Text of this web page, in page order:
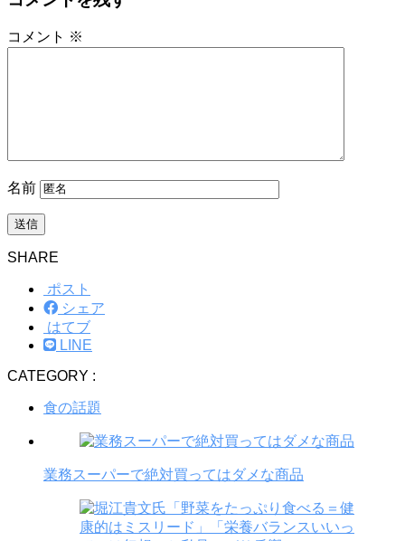
コメント ※
名前
SHARE
ポスト
シェア
はてブ
LINE
CATEGORY :
食の話題
業務スーパーで絶対買ってはダメな商品